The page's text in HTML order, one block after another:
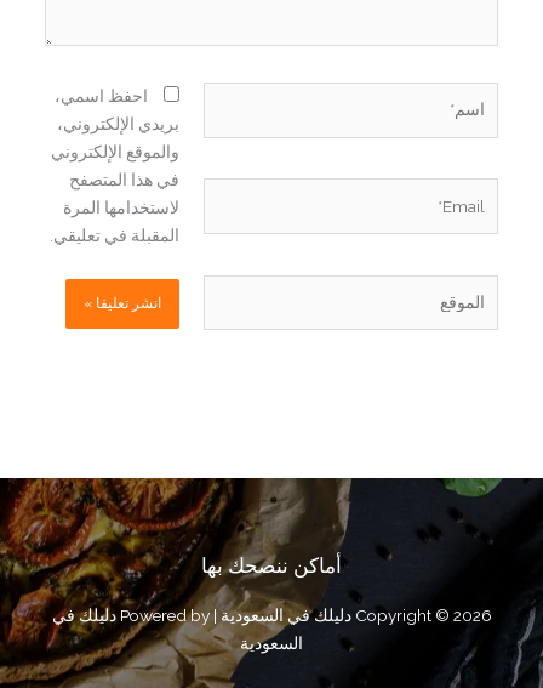
احفظ اسمي،
بريدي الإلكتروني،
والموقع الإلكتروني
في هذا المتصفح
لاستخدامها المرة
المقبلة في تعليقي.
أماكن ننصحك بها
Copyright © 2026 دليلك في السعودية | Powered by دليلك في
السعودية